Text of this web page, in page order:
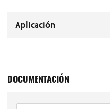
Aplicación
DOCUMENTACIÓN